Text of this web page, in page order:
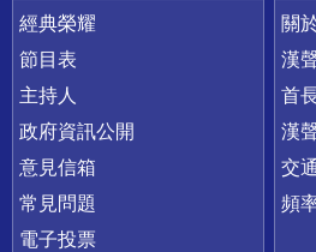
快速連結
經典榮耀
節目表
主持人
政府資訊公開
意見信箱
常見問題
電子投票
關
漢
首
漢
交
頻